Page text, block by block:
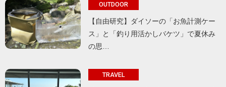
OUTDOOR
【自由研究】ダイソーの「お魚計測ケー
ス」と「釣り用活かしバケツ」で夏休み
の思…
TRAVEL